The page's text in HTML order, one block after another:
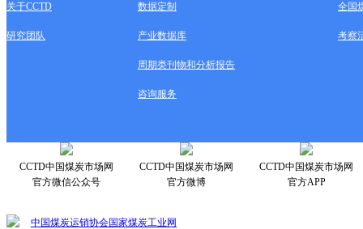
关于CCTD 数据定制 全国
研究团队 产业数据库 考察
周期类刊物和分析报告
咨询服务
CCTD中国煤炭市场网
官方微信公众号
CCTD中国煤炭市场网
官方微博
CCTD中国煤炭市场网
官方APP
中国煤炭运销协会国家煤炭工业网